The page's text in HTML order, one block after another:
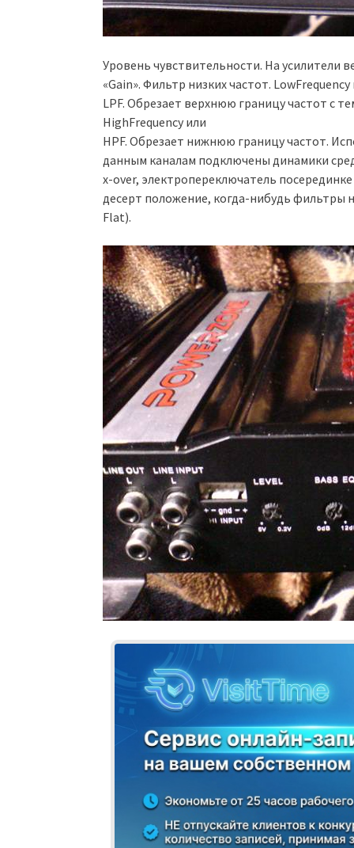
Уровень чувствительности. На усилители
«Gain». Фильтр низких частот. LowFrequency
LPF. Обрезает верхнюю границу частот с
HighFrequency или
HPF. Обрезает нижнюю границу частот.
данным каналам подключены динамики
x-over, электропереключатель
десерт положение, когда-нибудь фильтры
Flat).